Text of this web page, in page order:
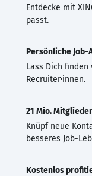
Entdecke mit
passt.
Persönliche Job-
Lass Dich finden
Recruiter·innen.
21 Mio. Mitglieder
Knüpf neue
besseres Job-
Kostenlos